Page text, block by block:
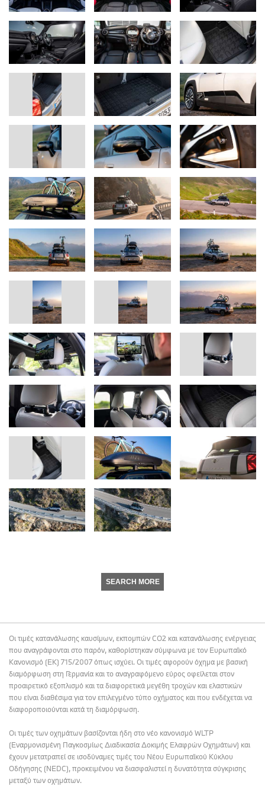
SEARCH MORE
Οι τιμές κατανάλωσης καυσίμων, εκπομπών CO2 και κατανάλωσης ενέργειας
που αναγράφονται στο παρόν, καθορίστηκαν σύμφωνα με τον Ευρωπαϊκό
Κανονισμό (ΕΚ) 715/2007 όπως ισχύει. Οι τιμές αφορούν όχημα με βασική
διαμόρφωση στη Γερμανία και το αναγραφόμενο εύρος οφείλεται στον
προαιρετικό εξοπλισμό και τα διαφορετικά μεγέθη τροχών και ελαστικών
που είναι διαθέσιμα για τον επιλεγμένο τύπο οχήματος και που ενδέχεται να
διαφοροποιούνται κατά τη διαμόρφωση.
Οι τιμές των οχημάτων βασίζονται ήδη στο νέο κανονισμό WLTP
(Εναρμονισμένη Παγκοσμίως Διαδικασία Δοκιμής Ελαφρών Οχημάτων) και
έχουν μετατραπεί σε ισοδύναμες τιμές του Νέου Ευρωπαϊκού Κύκλου
Οδήγησης (NEDC), προκειμένου να διασφαλιστεί η δυνατότητα σύγκρισης
μεταξύ των οχημάτων.